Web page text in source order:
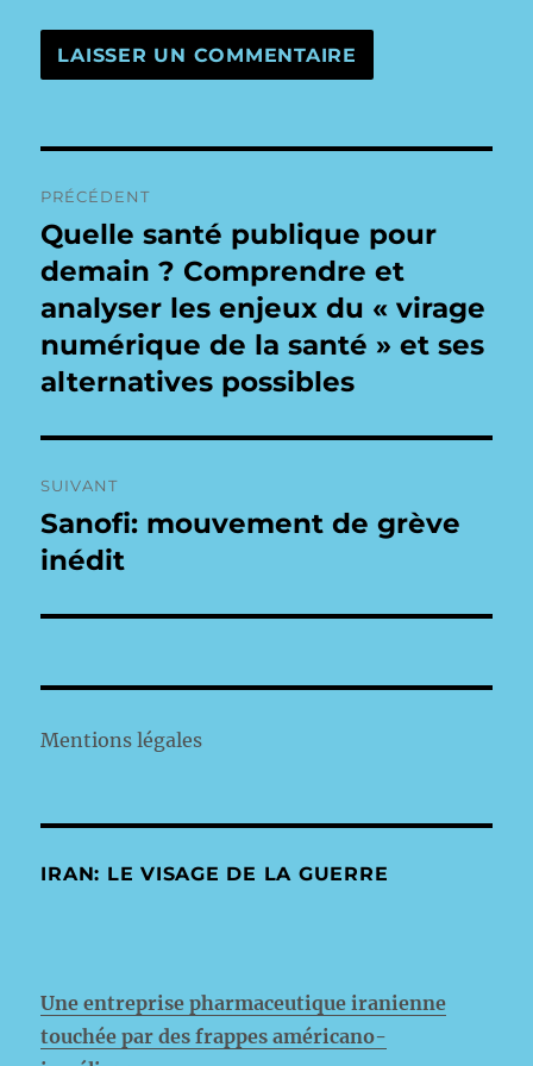
de
l’article
PRÉCÉDENT
Publication
précédente :
Quelle santé publique pour
demain ? Comprendre et
analyser les enjeux du « virage
numérique de la santé » et ses
alternatives possibles
SUIVANT
Publication
suivante :
Sanofi: mouvement de grève
inédit
Mentions légales
IRAN: LE VISAGE DE LA GUERRE
Une entreprise pharmaceutique iranienne
touchée par des frappes américano-